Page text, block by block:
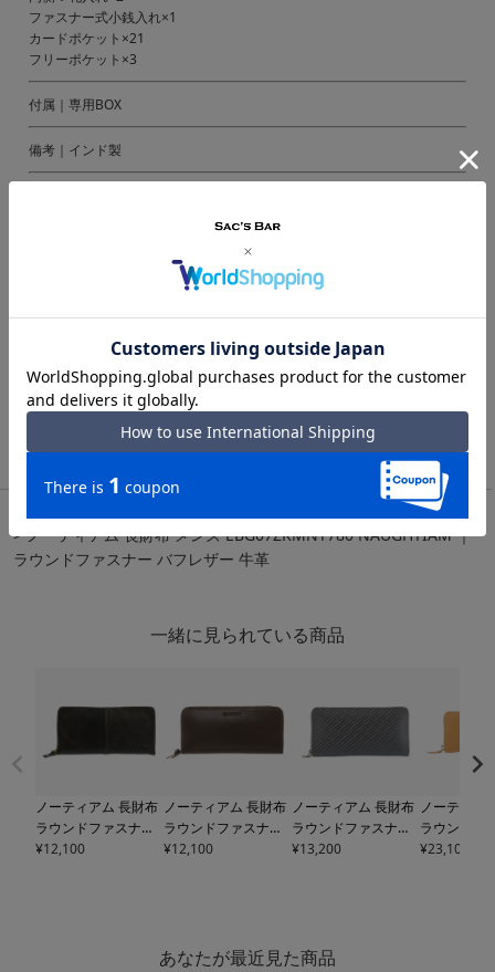
ノーティアム 長財布 メンズ EBG07ZKMNT780 NAUGHTIAM ｜
ラウンドファスナー バフレザー 牛革
ファスナー式小銭入れ×1
カードポケット×21
フリーポケット×3
付属｜専用BOX
備考｜インド製
お客様のモニターの発色または設定により、実際の色味と異なる場合もあ
ります。あらかじめご了承ください。
● メーカーサイズ、もしくは実際に測った寸法となります。商品の素材等
目安としてお考えください。
● 天然皮革・素材を使用している商品によっては、天然素材の特性上、部
位により風合いやシミ・シワ感や焦げ、濃淡など多少の個体差がある場合
があります。あらかじめご了承ください。
一緒に見られている商品
ノーティアム 長財布
ラウンドファスナー
メンズE0724441110
¥12,100
ノーティアム 長財布
ラウンドファスナー
メンズE0725491110
¥12,100
ノーティアム 長財布
ラウンドファスナー
メンズE0723181120
¥13,200
ノーティア
ラウンドフ
メンズ
¥23,100
あなたが最近見た商品